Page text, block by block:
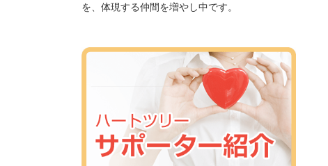
を、体現する仲間を増やし中です。